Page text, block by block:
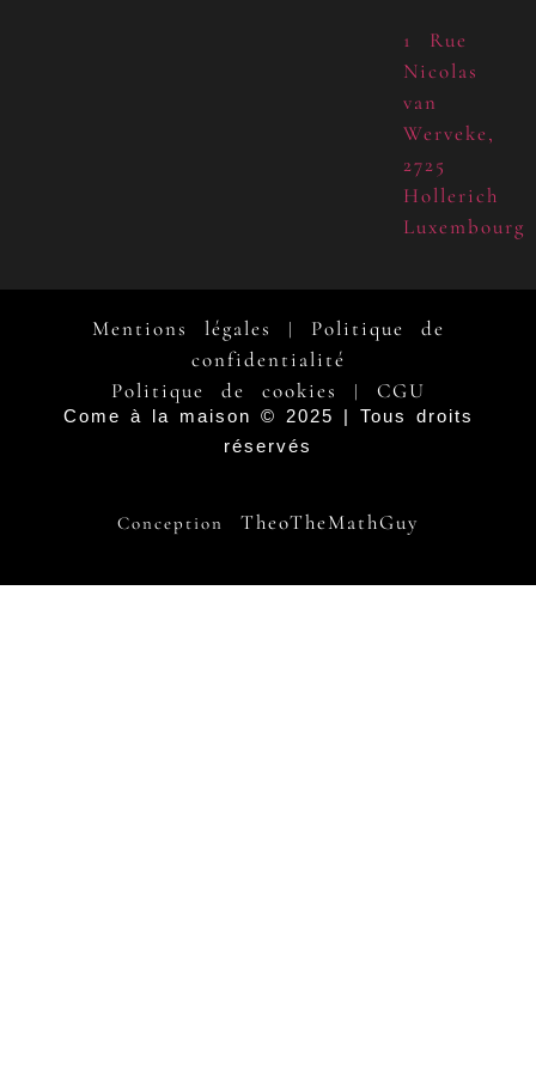
1 Rue
Nicolas
van
Werveke,
2725
Hollerich
Luxembourg
Mentions légales | Politique de
confidentialité
Politique de cookies
| CGU
Come à la maison © 2025 | Tous droits
réservés
Conception TheoTheMathGuy